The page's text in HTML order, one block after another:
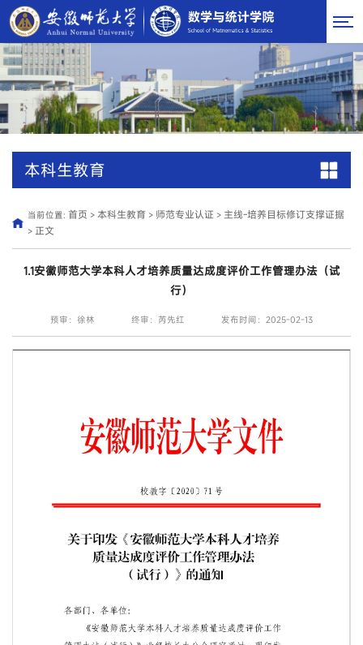
本科生教育
当前位置: 首页 > 本科生教育 > 师范专业认证 > 主线-培养目标修订支撑证据
> 正文
1.1安徽师范大学本科人才培养质量达成度评价工作管理办法（试
行）
预审：徐林 终审：芮先红 发布时间：2025-02-13